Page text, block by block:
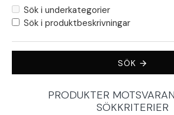
Sök i underkategorier
Sök i produktbeskrivningar
SÖK
PRODUKTER
SÖKKRITERIER